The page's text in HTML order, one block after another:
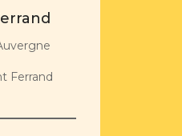
Ferrand